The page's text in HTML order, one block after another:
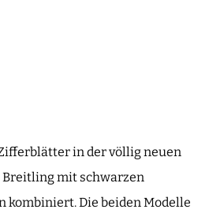
in der völlig neuen
Breitling mit schwarzen
kombiniert. Die beiden Modelle